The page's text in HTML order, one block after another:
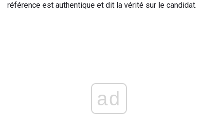
référence est authentique et dit la vérité sur le candidat.
ad